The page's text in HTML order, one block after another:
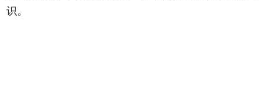
识。